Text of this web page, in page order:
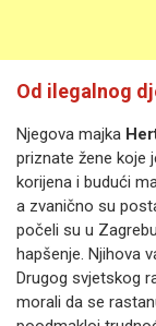
Od ilegalnog
Njegova majka
priznate žene koje
korijena i budući
a zvanično su
počeli su u
hapšenje. Njihova
Drugog svjetskog
morali da se